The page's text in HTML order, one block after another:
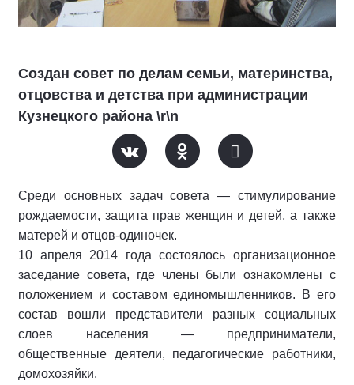
Создан совет по делам семьи, материнства,
отцовства и детства при администрации
Кузнецкого района \r\n
Среди основных задач совета — стимулирование
рождаемости, защита прав женщин и детей, а также
матерей и отцов-одиночек.
10 апреля 2014 года состоялось организационное
заседание совета, где члены были ознакомлены с
положением и составом единомышленников. В его
состав вошли представители разных социальных
слоев населения — предприниматели,
общественные деятели, педагогические работники,
домохозяйки.